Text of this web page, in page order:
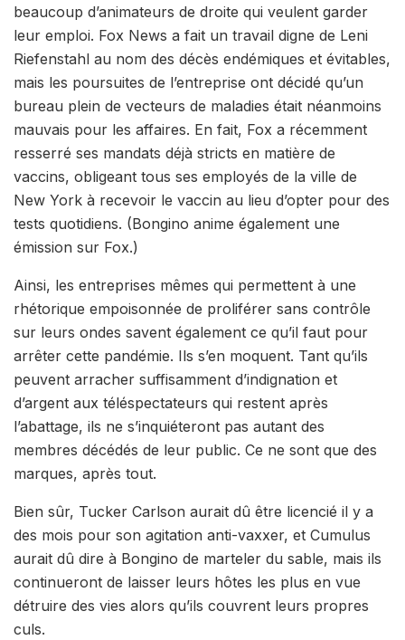
beaucoup d’animateurs de droite qui veulent garder
leur emploi. Fox News a fait un travail digne de Leni
Riefenstahl au nom des décès endémiques et évitables,
mais les poursuites de l’entreprise ont décidé qu’un
bureau plein de vecteurs de maladies était néanmoins
mauvais pour les affaires. En fait, Fox a récemment
resserré ses mandats déjà stricts en matière de
vaccins, obligeant tous ses employés de la ville de
New York à recevoir le vaccin au lieu d’opter pour des
tests quotidiens. (Bongino anime également une
émission sur Fox.)
Ainsi, les entreprises mêmes qui permettent à une
rhétorique empoisonnée de proliférer sans contrôle
sur leurs ondes savent également ce qu’il faut pour
arrêter cette pandémie. Ils s’en moquent. Tant qu’ils
peuvent arracher suffisamment d’indignation et
d’argent aux téléspectateurs qui restent après
l’abattage, ils ne s’inquiéteront pas autant des
membres décédés de leur public. Ce ne sont que des
marques, après tout.
Bien sûr, Tucker Carlson aurait dû être licencié il y a
des mois pour son agitation anti-vaxxer, et Cumulus
aurait dû dire à Bongino de marteler du sable, mais ils
continueront de laisser leurs hôtes les plus en vue
détruire des vies alors qu’ils couvrent leurs propres
culs.